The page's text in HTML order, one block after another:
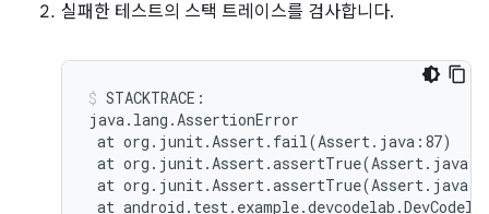
실패한 테스트의 스택 트레이스를 검사합니다.
STACKTRACE:
at org.junit.Assert.fail(Assert.java:87)
at org.junit.Assert.assertTrue(
at org.junit.Assert.assertTrue(
at